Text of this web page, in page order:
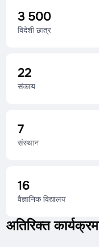
3 500
विदेशी छात्र
22
संकाय
7
संस्थान
16
वैज्ञानिक विद्यालय
अतिरिक्त कार्यक्रम